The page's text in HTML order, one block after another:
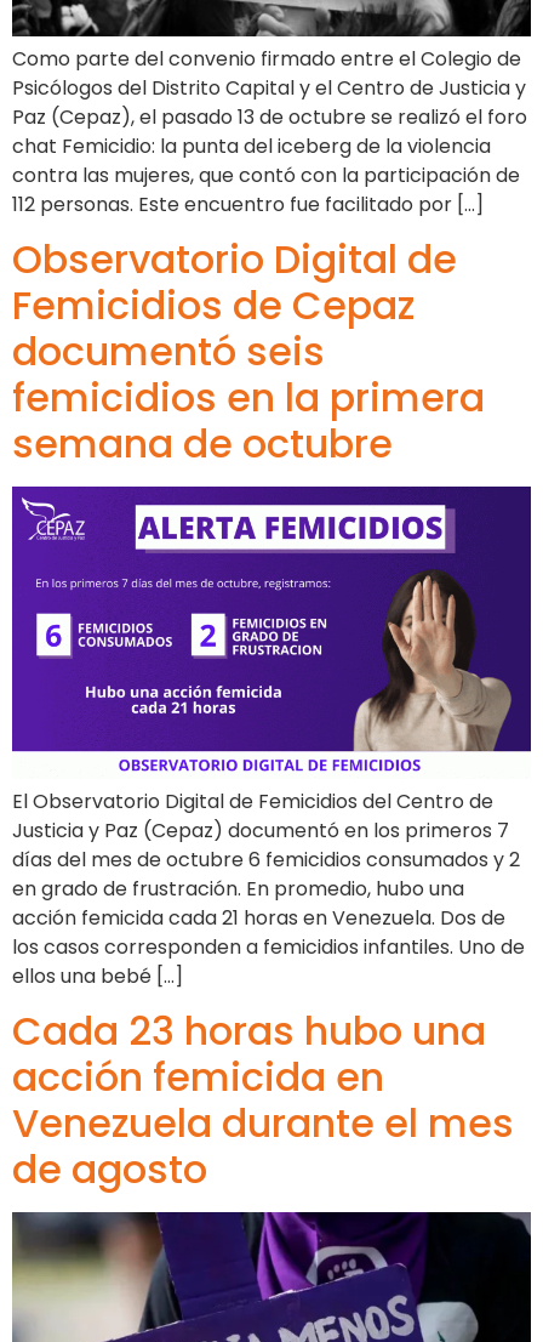
Como parte del convenio firmado entre el Colegio de
Psicólogos del Distrito Capital y el Centro de Justicia y
Paz (Cepaz), el pasado 13 de octubre se realizó el foro
chat Femicidio: la punta del iceberg de la violencia
contra las mujeres, que contó con la participación de
112 personas. Este encuentro fue facilitado por […]
Observatorio Digital de
Femicidios de Cepaz
documentó seis
femicidios en la primera
semana de octubre
El Observatorio Digital de Femicidios del Centro de
Justicia y Paz (Cepaz) documentó en los primeros 7
días del mes de octubre 6 femicidios consumados y 2
en grado de frustración. En promedio, hubo una
acción femicida cada 21 horas en Venezuela. Dos de
los casos corresponden a femicidios infantiles. Uno de
ellos una bebé […]
Cada 23 horas hubo una
acción femicida en
Venezuela durante el mes
de agosto